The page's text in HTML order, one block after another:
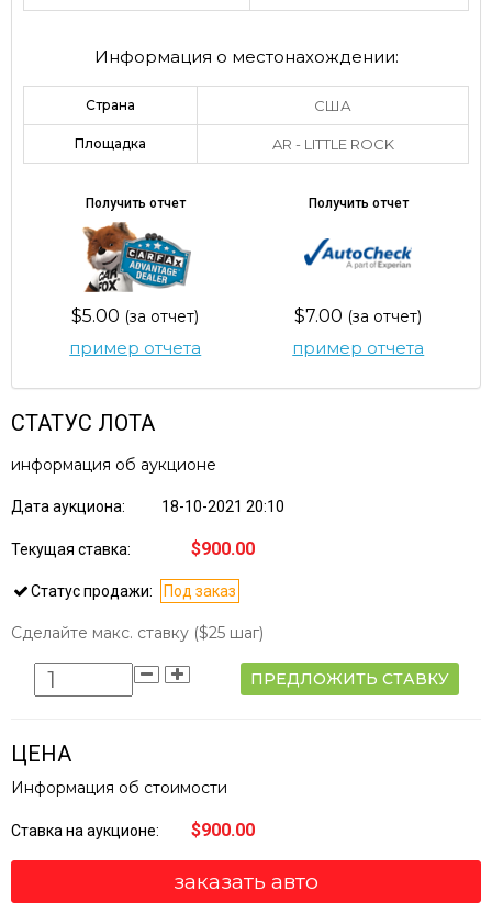
Информация о местонахождении:
Страна США
Площадка AR - LITTLE ROCK
Получить отчет
$5.00 (за отчет)
пример отчета
Получить отчет
$7.00 (за отчет)
пример отчета
СТАТУС ЛОТА
информация об аукционе
Дата аукциона: 18-10-2021 20:10
Текущая ставка: $900.00
Статус продажи: Под заказ
Сделайте макс. ставку ($25 шаг)
ПРЕДЛОЖИТЬ СТАВКУ
ЦЕНА
Информация об стоимости
Ставка на аукционе: $900.00
заказать авто